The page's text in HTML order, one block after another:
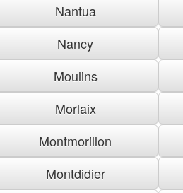
Nantua
Nancy
Moulins
Morlaix
Montmorillon
Montdidier